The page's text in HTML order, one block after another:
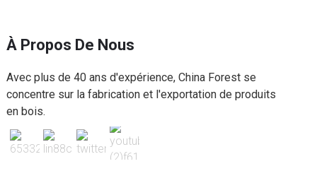
À Propos De Nous
Avec plus de 40 ans d'expérience, China Forest se
concentre sur la fabrication et l'exportation de produits
en bois.